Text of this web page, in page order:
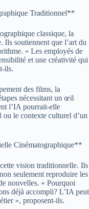
Traditionnel**
classique, la
Ils soutiennent que l’art du
« Les employés de
et une créativité qui
ils.
des films, la
nécessitant un œil
l’IA pourrait-elle
le contexte culturel d’un
Cinématographique**
vision traditionnelle. Ils
seulement reproduire les
nouvelles. « Pourquoi
déjà accompli? L’IA peut
», proposent-ils.